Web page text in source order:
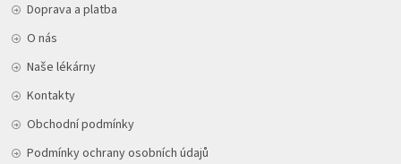
Doprava a platba
O nás
Naše lékárny
Kontakty
Obchodní podmínky
Podmínky ochrany osobních údajů